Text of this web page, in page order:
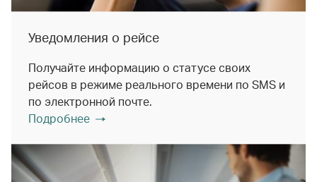
Уведомления о рейсе
Получайте информацию о статусе своих
рейсов в режиме реального времени по SMS и
по электронной почте.
Подробнее